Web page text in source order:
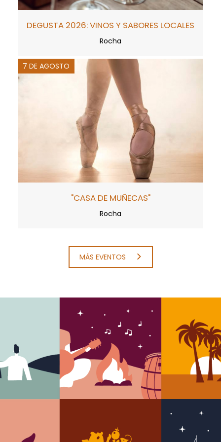
DEGUSTA 2026: VINOS Y SABORES LOCALES
Rocha
7 DE AGOSTO
"CASA DE MUÑECAS"
Rocha
MÁS EVENTOS